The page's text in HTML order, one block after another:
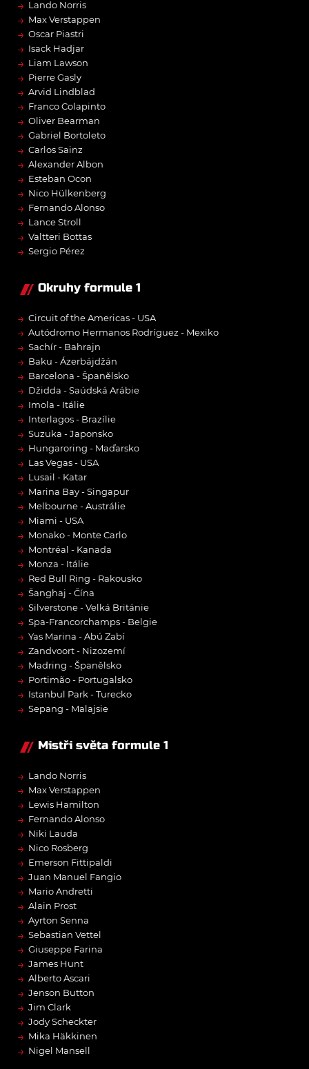
→ Lando Norris
→ Max Verstappen
→ Oscar Piastri
→ Isack Hadjar
→ Liam Lawson
→ Pierre Gasly
→ Arvid Lindblad
→ Franco Colapinto
→ Oliver Bearman
→ Gabriel Bortoleto
→ Carlos Sainz
→ Alexander Albon
→ Esteban Ocon
→ Nico Hülkenberg
→ Fernando Alonso
→ Lance Stroll
→ Valtteri Bottas
→ Sergio Pérez
Okruhy formule 1
→ Circuit of the Americas - USA
→ Autódromo Hermanos Rodríguez - Mexiko
→ Sachír - Bahrajn
→ Baku - Ázerbájdžán
→ Barcelona - Španělsko
→ Džidda - Saúdská Arábie
→ Imola - Itálie
→ Interlagos - Brazílie
→ Suzuka - Japonsko
→ Hungaroring - Maďarsko
→ Las Vegas - USA
→ Lusail - Katar
→ Marina Bay - Singapur
→ Melbourne - Austrálie
→ Miami - USA
→ Monako - Monte Carlo
→ Montréal - Kanada
→ Monza - Itálie
→ Red Bull Ring - Rakousko
→ Šanghaj - Čína
→ Silverstone - Velká Británie
→ Spa-Francorchamps - Belgie
→ Yas Marina - Abú Zabí
→ Zandvoort - Nizozemí
→ Madring - Španělsko
→ Portimão - Portugalsko
→ Istanbul Park - Turecko
→ Sepang - Malajsie
Mistři světa formule 1
→ Lando Norris
→ Max Verstappen
→ Lewis Hamilton
→ Fernando Alonso
→ Niki Lauda
→ Nico Rosberg
→ Emerson Fittipaldi
→ Juan Manuel Fangio
→ Mario Andretti
→ Alain Prost
→ Ayrton Senna
→ Sebastian Vettel
→ Giuseppe Farina
→ James Hunt
→ Alberto Ascari
→ Jenson Button
→ Jim Clark
→ Jody Scheckter
→ Mika Häkkinen
→ Nigel Mansell